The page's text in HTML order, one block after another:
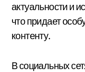
актуальности и
что придает
контенту.
В социальных